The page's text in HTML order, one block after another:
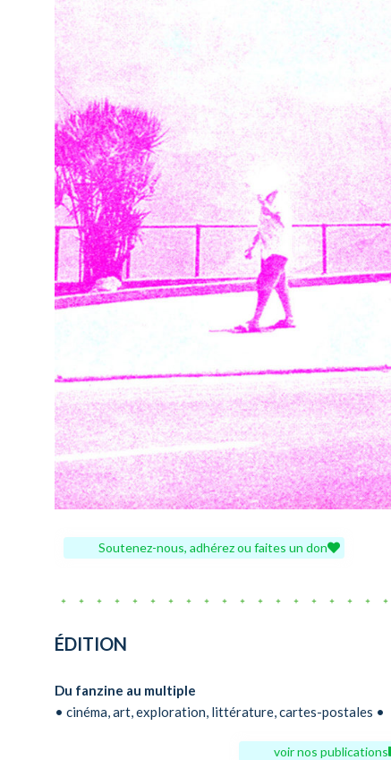
Soutenez-nous, adhérez ou faites un don
ÉDITION
Du fanzine au multiple
• cinéma, art, exploration, littérature, cartes-postales •
voir nos publications